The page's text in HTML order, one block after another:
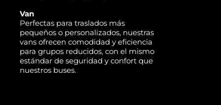
Van
Perfectas para traslados más
pequeños o personalizados, nuestras
vans ofrecen comodidad y eficiencia
para grupos reducidos, con el mismo
estándar de seguridad y confort que
nuestros buses.